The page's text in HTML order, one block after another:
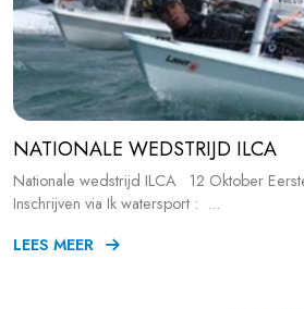
NATIONALE WEDSTRIJD ILCA
Nationale wedstrijd ILCA 12 Oktober
Inschrijven via Ik watersport : ...
LEES MEER